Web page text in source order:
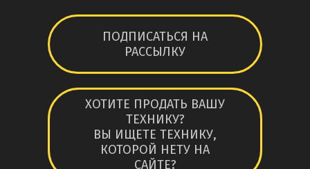
ПОДПИСАТЬСЯ НА
РАССЫЛКУ
ХОТИТЕ ПРОДАТЬ ВАШУ
ТЕХНИКУ?
ВЫ ИЩЕТЕ ТЕХНИКУ,
КОТОРОЙ НЕТУ НА
САЙТЕ?